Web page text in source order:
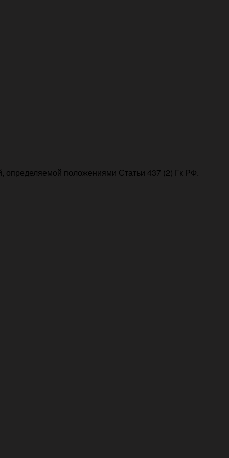
определяемой положениями Статьи 437 (2) Гк РФ.